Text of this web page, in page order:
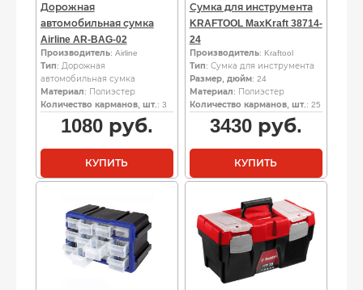
Дорожная
автомобильная сумка
Airline AR-BAG-02
Производитель: Airline
Тип: Дорожная
автомобильная сумка
Материал: Полиэстер
Количество карманов, шт. : 3
1080руб.
КУПИТЬ
Сумка для инструмента
KRAFTOOL MaxKraft 38714-
24
Производитель: Kraftool
Тип: Сумка для инструмента
Размер, дюйм: 24
Материал: Полиэстер
Количество карманов, шт. : 25
3430руб.
КУПИТЬ